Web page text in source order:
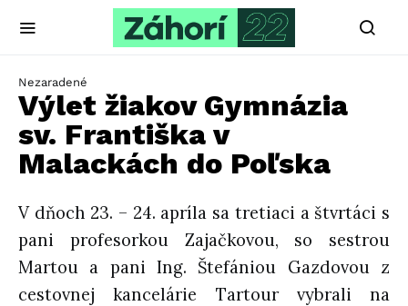
Nezaradené
Výlet žiakov Gymnázia
sv. Františka v
Malackách do Poľska
V dňoch 23. – 24. apríla sa tretiaci a štvrtáci s
pani profesorkou Zajačkovou, so sestrou
Martou a pani Ing. Štefániou Gazdovou z
cestovnej kancelárie Tartour vybrali na